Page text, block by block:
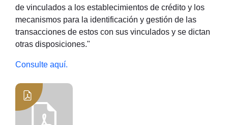
de vinculados a los establecimientos de crédito y los
mecanismos para la identificación y gestión de las
transacciones de estos con sus vinculados y se dictan
otras disposiciones."
Consulte aquí.